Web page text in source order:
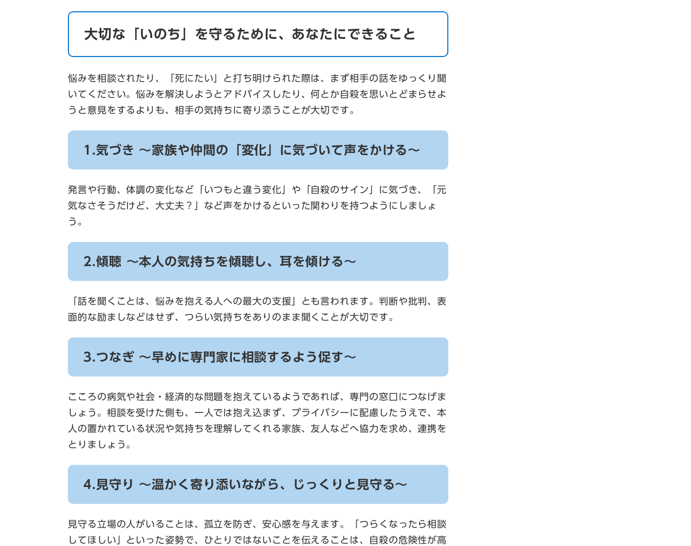
大切な「いのち」を守るために、あなたにできること
悩みを相談されたり、「死にたい」と打ち明けられた際は、まず相手の話をゆっくり聞
いてください。悩みを解決しようとアドバイスしたり、何とか自殺を思いとどまらせよ
うと意見をするよりも、相手の気持ちに寄り添うことが大切です。
1.気づき ～家族や仲間の「変化」に気づいて声をかける～
発言や行動、体調の変化など「いつもと違う変化」や「自殺のサイン」に気づき、「元
気なさそうだけど、大丈夫？」など声をかけるといった関わりを持つようにしましょ
う。
2.傾聴 ～本人の気持ちを傾聴し、耳を傾ける～
「話を聞くことは、悩みを抱える人への最大の支援」とも言われます。判断や批判、表
面的な励ましなどはせず、つらい気持ちをありのまま聞くことが大切です。
3.つなぎ ～早めに専門家に相談するよう促す～
こころの病気や社会・経済的な問題を抱えているようであれば、専門の窓口につなげま
しょう。相談を受けた側も、一人では抱え込まず、プライバシーに配慮したうえで、本
人の置かれている状況や気持ちを理解してくれる家族、友人などへ協力を求め、連携を
とりましょう。
4.見守り ～温かく寄り添いながら、じっくりと見守る～
見守る立場の人がいることは、孤立を防ぎ、安心感を与えます。「つらくなったら相談
してほしい」といった姿勢で、ひとりではないことを伝えることは、自殺の危険性が高